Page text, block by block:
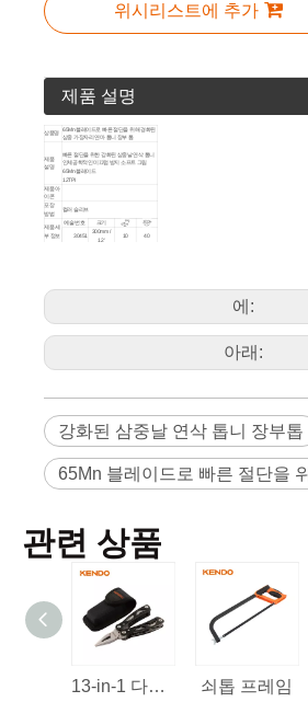
위시리스트에 추가
제품 설명
상품명
65Mn 블레이드로 빠른 절단을 위해 경화된
삼중 가장자리 연마 톱니 장부 톱
제품
설명
빠른 절단을 위한 강화된 삼중날 연삭 톱니
인체공학적인 미끄럼 방지 소프트 그립
65Mn 블레이드
12TPI
제품 아
이콘
포장
방법
컬러 슬리브
제품 세
부 정보
예술 번호 크기
30451
300mm /
12'
10 40
에:
아래:
강화된 삼중날 연삭 톱니 장부톱
65Mn 블레이드로 빠른 절단을
관련 상품
13-in-1 다기능 도구 쇠톱 프레임